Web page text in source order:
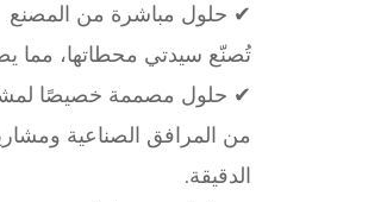
✔ حلول مباشرة من المصنع
تُصنّع سيدتي محطاتها، مما
✔ حلول مصممة خصيصًا
من المرافق الصناعية
الدقيقة.